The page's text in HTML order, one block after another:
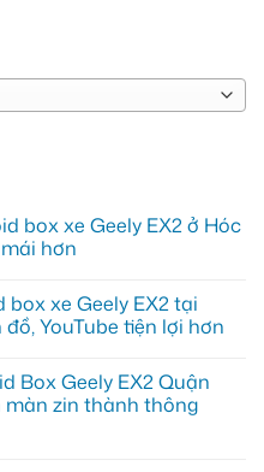
box xe Geely EX2 ở Hóc
hơn
xe Geely EX2 tại
YouTube tiện lợi hơn
Box Geely EX2 Quận
màn zin thành thông